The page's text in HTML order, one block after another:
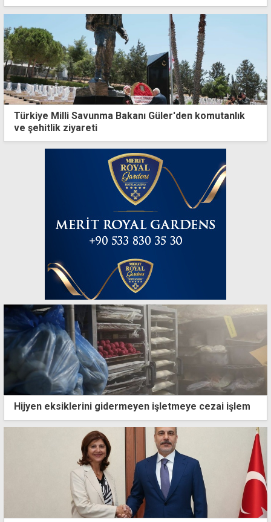
Türkiye Milli Savunma Bakanı Güler'den komutanlık
ve şehitlik ziyareti
Hijyen eksiklerini gidermeyen işletmeye cezai işlem